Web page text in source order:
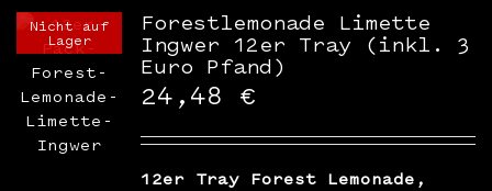
Nicht auf
Lager
Forestlemonade Limette
Ingwer 12er Tray (inkl. 3
Euro Pfand)
24,48 €
12er Tray Forest Lemonade,